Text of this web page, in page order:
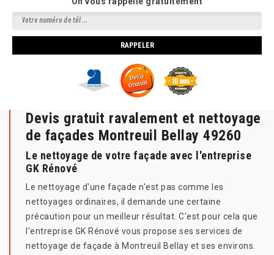
Devis gratuit ravalement et nettoyage
de façades Montreuil Bellay 49260
Le nettoyage de votre façade avec l'entreprise
GK Rénové
Le nettoyage d'une façade n'est pas comme les
nettoyages ordinaires, il demande une certaine
précaution pour un meilleur résultat. C'est pour cela que
l'entreprise GK Rénové vous propose ses services de
nettoyage de façade à Montreuil Bellay et ses environs.